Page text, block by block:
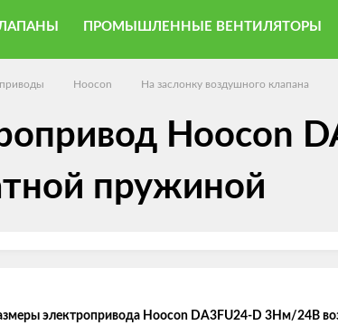
ПРОМЫШЛЕННЫЕ ВЕНТИЛЯТОРЫ
Hoocon На заслонку воздушного клапана
Hoocon
пружиной
электропривода Hoocon DA3FU24-D 3Нм/24В